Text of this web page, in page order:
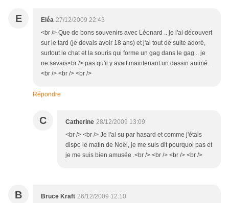
E Eléa 27/12/2009 22:43
<br /> Que de bons souvenirs avec Léonard .. je l'ai découvert
sur le tard (je devais avoir 18 ans) et j'ai tout de suite adoré,
surtout le chat et la souris qui forme un gag dans le gag .. je
ne savais<br /> pas qu'il y avait maintenant un dessin animé.
<br /> <br /> <br />
Répondre
C Catherine 28/12/2009 13:09
<br /> <br /> Je l'ai su par hasard et comme j'étais
dispo le matin de Noël, je me suis dit pourquoi pas et
je me suis bien amusée .<br /> <br /> <br /> <br />
B Bruce Kraft 26/12/2009 12:10